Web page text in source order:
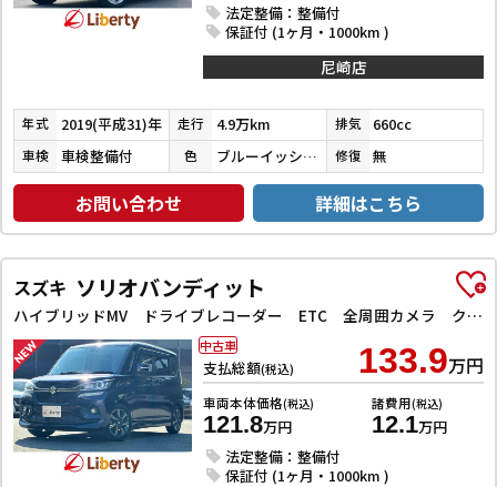
法定整備：整備付
保証付 (1ヶ月・1000km )
尼崎店
年式 2019(平成31)年 走行 4.9万km 排気 660cc
車検 車検整備付 色 ブルーイッシュブラックパール３ 修復 無
お問い合わせ 詳細はこちら
スズキ ソリオバンディット
ハイブリッドMV ドライブレコーダー ETC 全周囲カメラ クリアランスソナー オートクルーズコントロール レーンアシスト 衝突被害軽減システム 両側スライド・片側電動 LEDヘッドランプ スマートキー
支払総額(税込) 133.9万円
車両本体価格(税込)
121.8万円
諸費用(税込)
12.1万円
法定整備：整備付
保証付 (1ヶ月・1000km )
中古車